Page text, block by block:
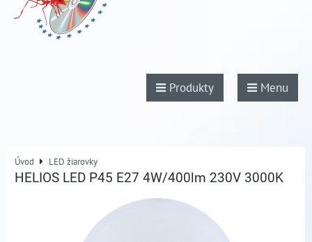
Produkty Menu
Úvod LED žiarovky
HELIOS LED P45 E27 4W/400lm 230V 3000K